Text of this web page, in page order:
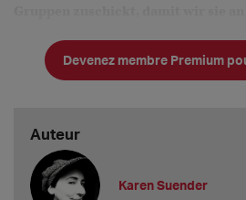
Hier nur ein kleiner Überblick im
Devenez membre Premium
Auteur
Karen Suender